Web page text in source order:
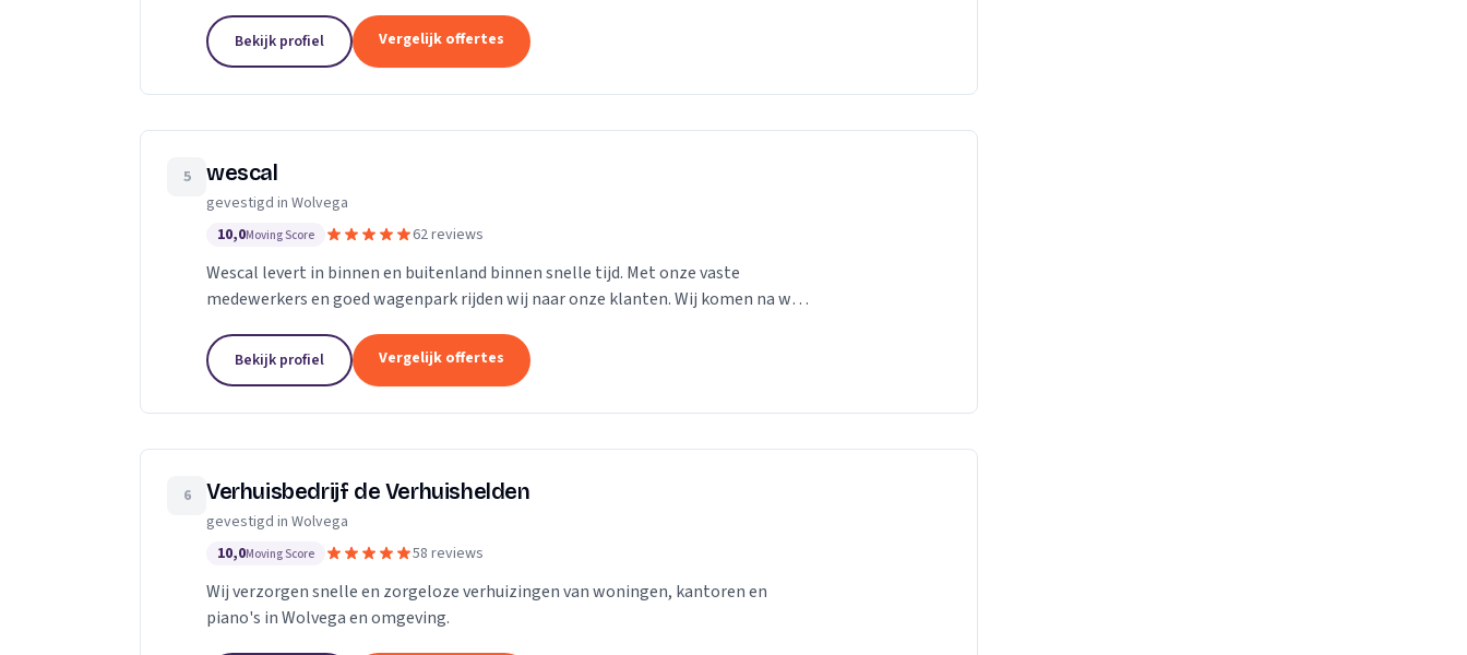
Bekijk profiel Vergelijk offertes
5 wescal
gevestigd in Wolvega
10,0Moving Score 62 reviews
Wescal levert in binnen en buitenland binnen snelle tijd. Met onze vaste
medewerkers en goed wagenpark rijden wij naar onze klanten. Wij komen na wat
Bekijk profiel Vergelijk offertes
6 Verhuisbedrijf de Verhuishelden
gevestigd in Wolvega
10,0Moving Score 58 reviews
Wij verzorgen snelle en zorgeloze verhuizingen van woningen, kantoren en
piano's in Wolvega en omgeving.